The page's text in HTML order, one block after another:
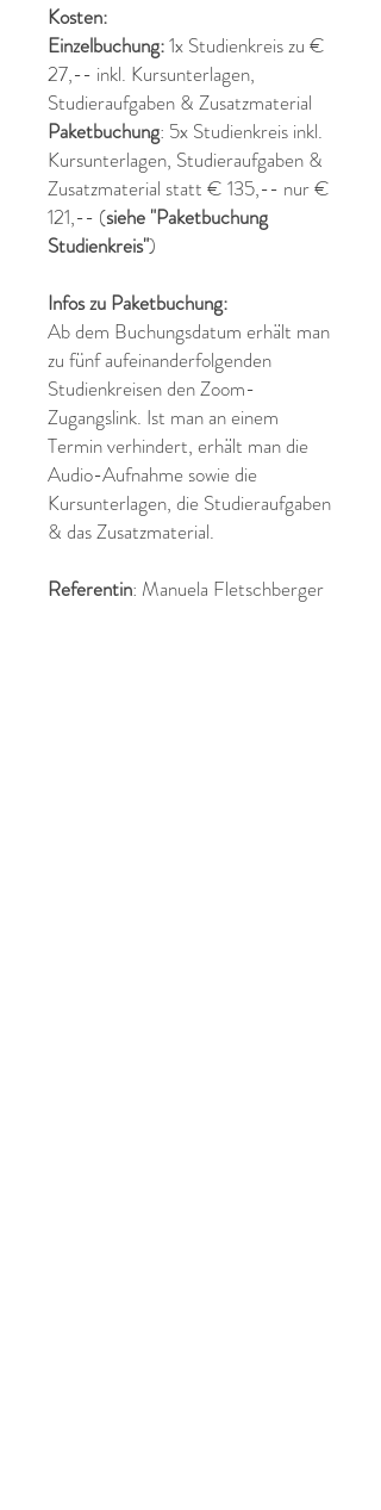
Kosten:
Einzelbuchung:1x Studienkreis zu €
27,-- inkl. Kursunterlagen,
Studieraufgaben & Zusatzmaterial
Paketbuchung: 5x Studienkreis inkl.
Kursunterlagen, Studieraufgaben &
Zusatzmaterial statt € 135,-- nur €
121,-- (siehe "Paketbuchung
Studienkreis")
Infos zu Paketbuchung:
Ab dem Buchungsdatum erhält man
zu fünf aufeinanderfolgenden
Studienkreisen den Zoom-
Zugangslink. Ist man an einem
Termin verhindert, erhält man die
Audio-Aufnahme sowie die
Kursunterlagen, die Studieraufgaben
& das Zusatzmaterial.
Referentin: Manuela Fletschberger